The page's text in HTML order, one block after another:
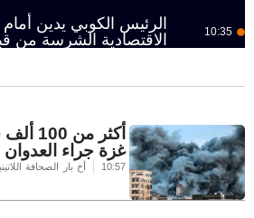
10:35
الرئيس الكوبي يدين
الاقتصادية الشرسة من
أكثر
غزة جراء العدوان
10:57 أخ بار الصحافة